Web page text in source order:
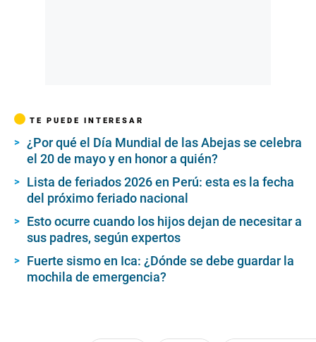
TE PUEDE INTERESAR
¿Por qué el Día Mundial de las Abejas se celebra
el 20 de mayo y en honor a quién?
Lista de feriados 2026 en Perú: esta es la fecha
del próximo feriado nacional
Esto ocurre cuando los hijos dejan de necesitar a
sus padres, según expertos
Fuerte sismo en Ica: ¿Dónde se debe guardar la
mochila de emergencia?